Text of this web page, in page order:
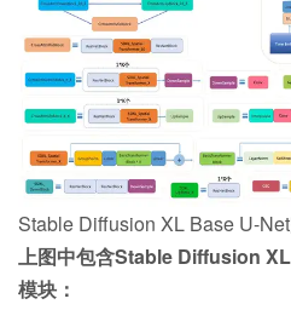
Stable Diffusion XL Base U-
上图中包含Stable Diffusion
模块：